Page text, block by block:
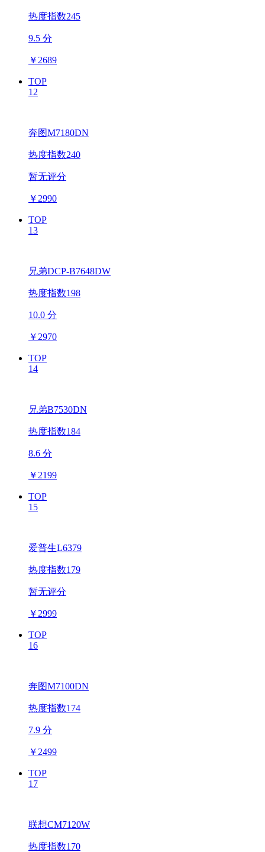
热度指数245
9.5 分
￥ 2689
TOP
12
奔图M7180DN
热度指数240
暂无评分
￥ 2990
TOP
13
兄弟DCP-B7648DW
热度指数198
10.0 分
￥ 2970
TOP
14
兄弟B7530DN
热度指数184
8.6 分
￥ 2199
TOP
15
爱普生L6379
热度指数179
暂无评分
￥ 2999
TOP
16
奔图M7100DN
热度指数174
7.9 分
￥ 2499
TOP
17
联想CM7120W
热度指数170